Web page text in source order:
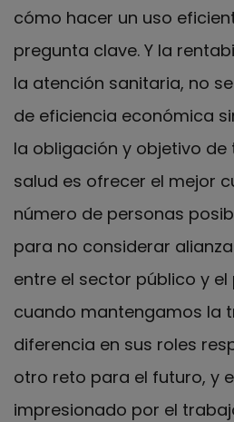
cómo hacer un uso
pregunta clave. Y la
la atención sanitaria, no
de eficiencia económica
la obligación y objetivo
salud es ofrecer el mejor
número de personas
para no considerar
entre el sector público y
cuando mantengamos la
diferencia en sus roles
otro reto para el futuro, y
impresionado por el